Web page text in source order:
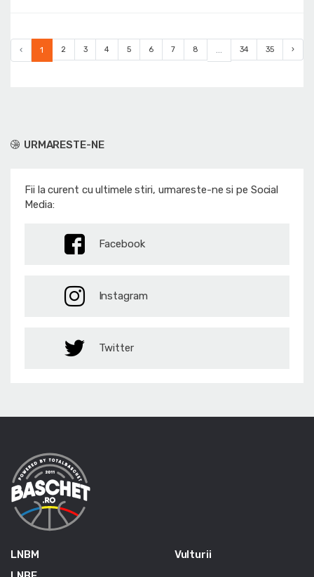
‹ 1 2 3 4 5 6 7 8 ... 34 35 ›
URMARESTE-NE
Fii la curent cu ultimele stiri, urmareste-ne si pe Social
Media:
Facebook
Instagram
Twitter
LNBM
Vulturii